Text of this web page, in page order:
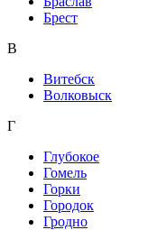
Брест
В
Витебск
Волковыск
Г
Глубокое
Гомель
Горки
Городок
Гродно